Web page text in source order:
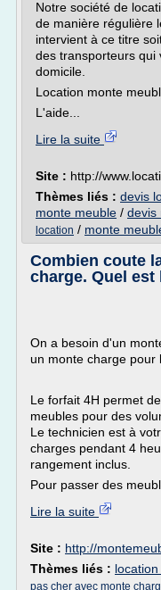
Notre société de
de manière régulière
intervient à ce titre
des transporteurs qui
domicile.
Location monte
L'aide...
Lire la suite
Site : http://
Thèmes liés : devis
monte meuble / devis
location / monte
Combien coute
charge. Quel est
On a besoin d'un
un monte charge pour
Le forfait 4H permet
meubles pour des
Le technicien est à
charges pendant 4
rangement inclus.
Pour passer des
Lire la suite
Site : http://
Thèmes liés :
pas cher avec monte